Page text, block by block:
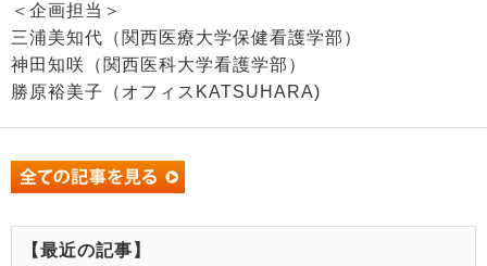
＜企画担当＞
三浦美知代（関西医療大学保健看護学部）
神田知咲（関西医科大学看護学部）
勝原裕美子（オフィスKATSUHARA)
【最近の記事】